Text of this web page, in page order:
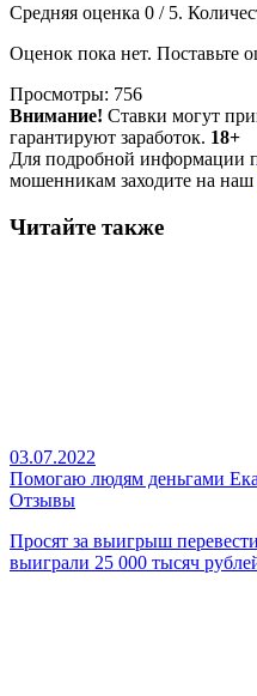
Средняя оценка 0 / 5.
Оценок пока нет. Поставьте
Просмотры: 756
Внимание! Ставки могут
гарантируют заработок. 18+
Для подробной информации
мошенникам заходите на наш
Читайте также
03.07.2022
Помогаю людям деньгами
Отзывы
Просят за выигрыш
выиграли 25 000 тысяч